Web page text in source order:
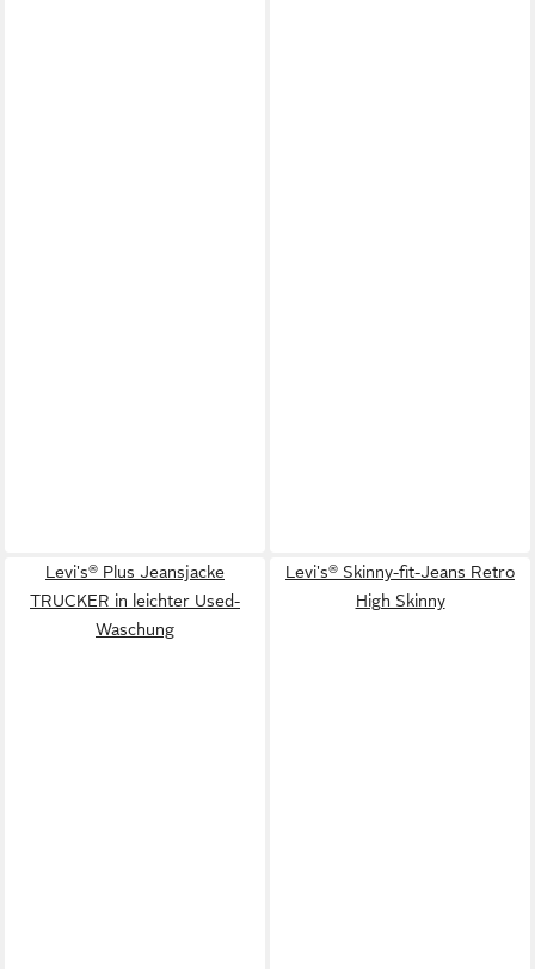
Levi's® Plus Jeansjacke
TRUCKER in leichter Used-
Waschung
Levi's® Skinny-fit-Jeans Retro
High Skinny